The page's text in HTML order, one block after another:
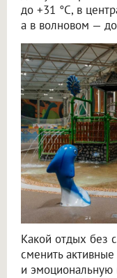
до +31 °C, в
а в волновом —
Какой отдых без
сменить
и эмоциональную